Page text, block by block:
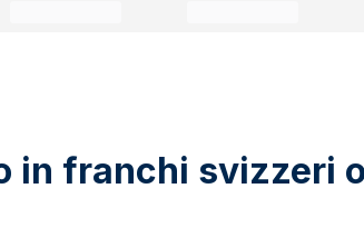
in franchi svizzeri